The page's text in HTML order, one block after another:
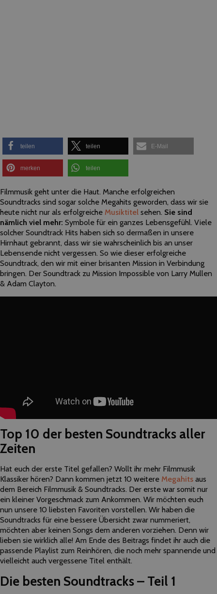
teilen teilen E-Mail
merken teilen
Filmmusik geht unter die Haut. Manche erfolgreichen
Soundtracks sind sogar solche Megahits geworden, dass wir sie
heute nicht nur als erfolgreiche Musiktitel sehen. Sie sind
nämlich viel mehr: Symbole für ein ganzes Lebensgefühl. Viele
solcher Soundtrack Hits haben sich so dermaßen in unsere
Hirnhaut gebrannt, dass wir sie wahrscheinlich bis an unser
Lebensende nicht vergessen. So wie dieser erfolgreiche
Soundtrack, den wir mit einer brisanten Mission in Verbindung
bringen. Der Soundtrack zu Mission Impossible von Larry Mullen
& Adam Clayton.
Top 10 der besten Soundtracks aller
Zeiten
Hat euch der erste Titel gefallen? Wollt ihr mehr Filmmusik
Klassiker hören? Dann kommen jetzt 10 weitere Megahits aus
dem Bereich Filmmusik & Soundtracks. Der erste war somit nur
ein kleiner Vorgeschmack zum Ankommen. Wir möchten euch
nun unsere 10 liebsten Favoriten vorstellen. Wir haben die
Soundtracks für eine bessere Übersicht zwar nummeriert,
möchten aber keinen Songs dem anderen vorziehen. Denn wir
lieben sie wirklich alle! Am Ende des Beitrags findet ihr auch die
passende Playlist zum Reinhören, die noch mehr spannende und
vielleicht auch vergessene Titel enthält.
Die besten Soundtracks – Teil 1